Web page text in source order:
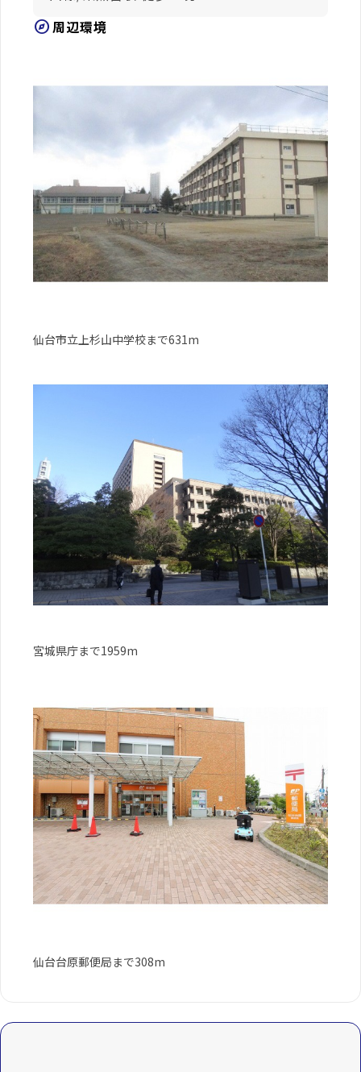
explore周辺環境
仙台市立上杉山中学校まで631m
宮城県庁まで1959m
仙台台原郵便局まで308m